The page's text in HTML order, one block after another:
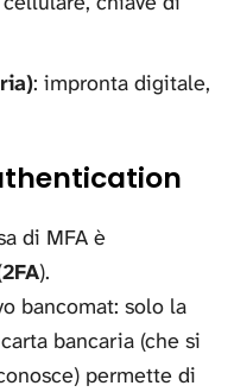
: impronta digitale,
di MFA è
2FA).
bancomat: solo la
bancaria (che si
permette di